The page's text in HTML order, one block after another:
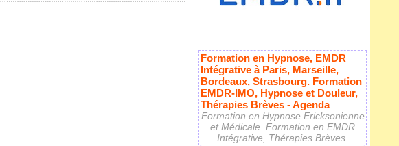
Formation en Hypnose, EMDR
Intégrative à Paris, Marseille,
Bordeaux, Strasbourg. Formation
EMDR-IMO, Hypnose et Douleur,
Thérapies Brèves - Agenda
Formation en Hypnose Ericksonienne
et Médicale. Formation en EMDR
Intégrative, Thérapies Brèves.